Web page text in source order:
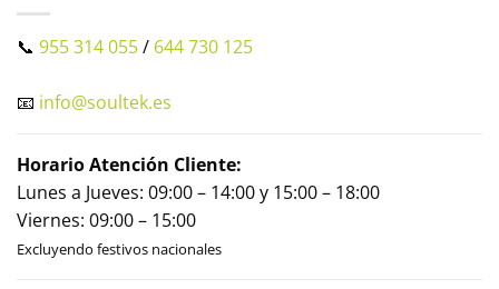
📞 955 314 055/ 644 730 125
📧 info@soultek.es
Horario Atención Cliente:
Lunes a Jueves: 09:00 – 14:00 y 15:00 – 18:00
Viernes: 09:00 – 15:00
Excluyendo festivos nacionales